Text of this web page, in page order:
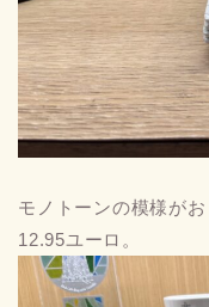
モノトーンの模様が
12.95ユーロ。